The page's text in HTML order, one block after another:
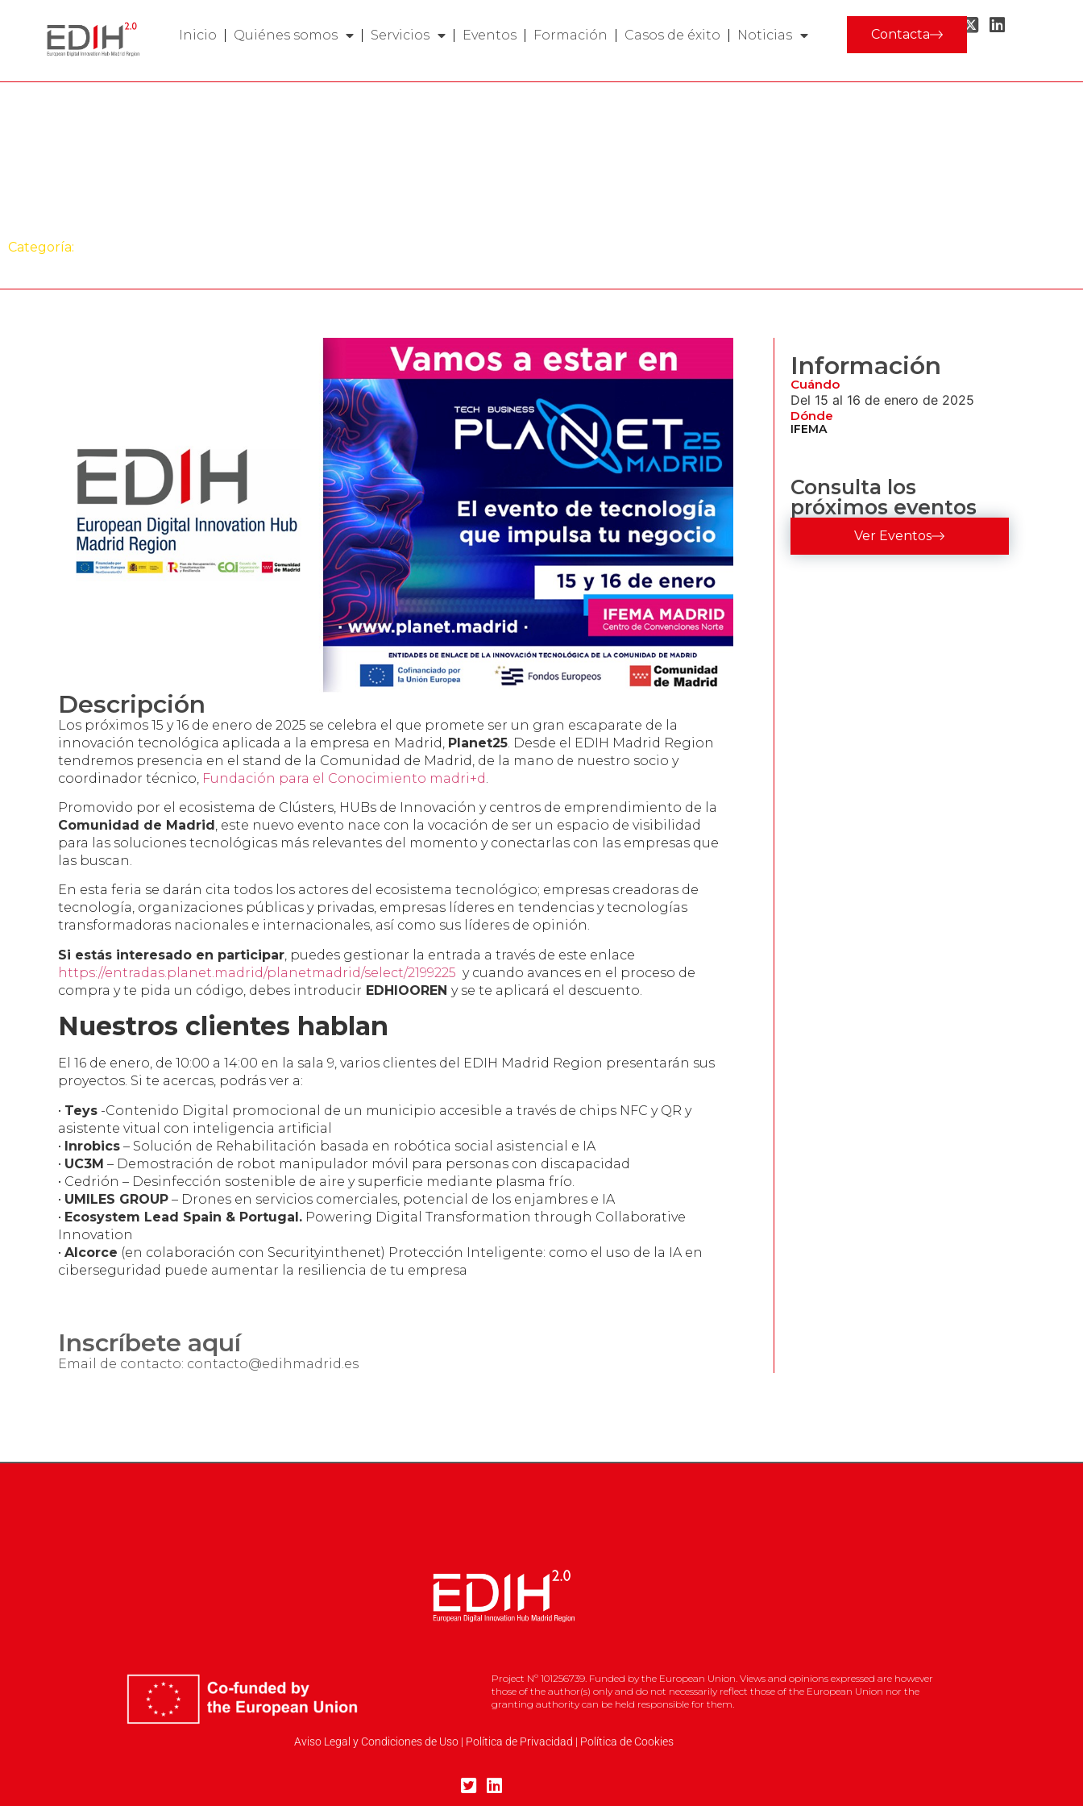
Inicio Quiénes somos Servicios Eventos Formación Casos de éxito Noticias Contacta
Categoría:
Descripción
Los próximos 15 y 16 de enero de 2025 se celebra el que promete ser un gran escaparate de la
innovación tecnológica aplicada a la empresa en Madrid, Planet25 . Desde el EDIH Madrid Region
tendremos presencia en el stand de la Comunidad de Madrid, de la mano de nuestro socio y
coordinador técnico, Fundación para el Conocimiento madri+d
Promovido por el ecosistema de Clústers, HUBs de Innovación y centros de emprendimiento de la
Comunidad de Madrid, este nuevo evento nace con la vocación de ser un espacio de visibilidad
para las soluciones tecnológicas más relevantes del momento y conectarlas con las empresas que
las buscan.
En esta feria se darán cita todos los actores del ecosistema tecnológico; empresas creadoras de
tecnología, organizaciones públicas y privadas, empresas líderes en tendencias y tecnologías
transformadoras nacionales e internacionales, así como sus líderes de opinión.
Si estás interesado en participar, puedes gestionar la entrada a través de este enlace
https://entradas.planet.madrid/planetmadrid/select/2199225 y cuando avances en el proceso de
compra y te pida un código, debes introducir EDHIOOREN y se te aplicará el descuento.
Nuestros clientes hablan
El 16 de enero, de 10:00 a 14:00 en la sala 9, varios clientes del EDIH Madrid Region presentarán sus
proyectos. Si te acercas, podrás ver a:
• Teys -Contenido Digital promocional de un municipio accesible a través de chips NFC y QR y
asistente vitual con inteligencia artificial
• Inrobics – Solución de Rehabilitación basada en robótica social asistencial e IA
• UC3M – Demostración de robot manipulador móvil para personas con discapacidad
• Cedrión – Desinfección sostenible de aire y superficie mediante plasma frío.
• UMILES GROUP – Drones en servicios comerciales, potencial de los enjambres e IA
• Ecosystem Lead Spain & Portugal. Powering Digital Transformation through Collaborative
Innovation
• Alcorce (en colaboración con Securityinthenet) Protección Inteligente: como el uso de la IA en
ciberseguridad puede aumentar la resiliencia de tu empresa
Inscríbete aquí
Email de contacto: contacto@edihmadrid.es
Información
Cuándo
Del 15 al 16 de enero de 2025
Dónde
IFEMA
Consulta los
próximos eventos
Ver Eventos
Project Nº 101256739. Funded by the European Union. Views and opinions expressed are however
those of the author(s) only and do not necessarily reflect those of the European Union nor the
granting authority can be held responsible for them.
Aviso Legal y Condiciones de Uso| Política de Privacidad | Política de Cookies